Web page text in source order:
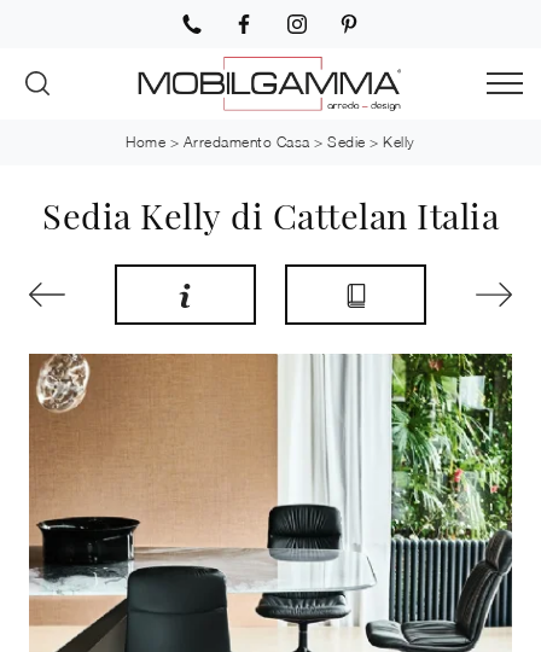
Home > Arredamento Casa >Sedie >Kelly
Sedia Kelly di Cattelan Italia